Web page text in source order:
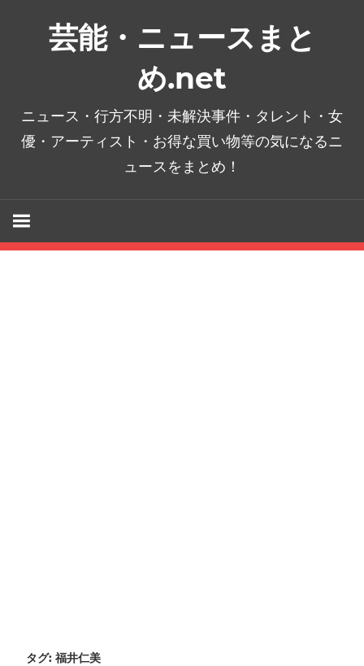
芸能・ニュースまと
め.net
ニュース・行方不明・未解決事件・タレント・女
優・アーティスト・お得な買い物等の気になるニ
ュースをまとめ！
タグ: 福井仁美